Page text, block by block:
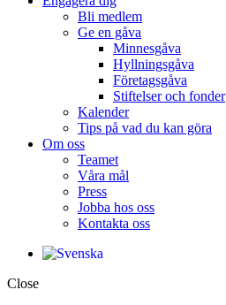
Bli medlem
Ge en gåva
Minnesgåva
Hyllningsgåva
Företagsgåva
Stiftelser och fonder
Kalender
Tips på vad du kan göra
Om oss
Teamet
Våra mål​
Press
Jobba hos oss
Kontakta oss
Close